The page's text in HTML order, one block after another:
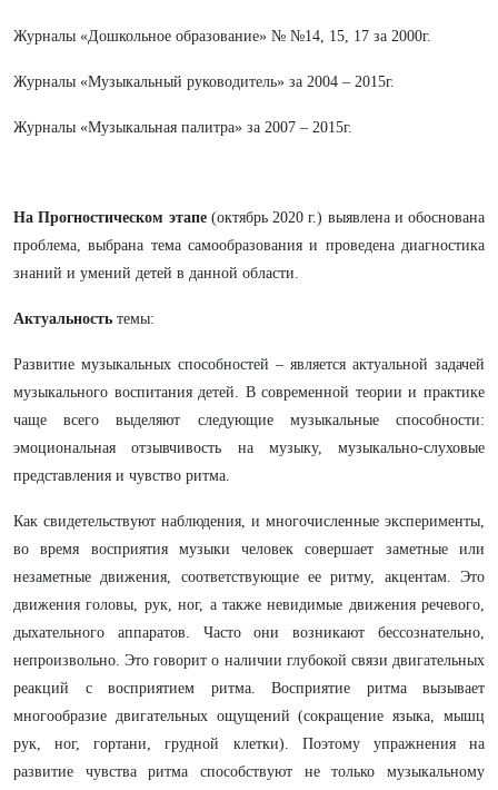
Журналы «Дошкольное образование» № №14, 15, 17 за 2000г.
Журналы «Музыкальный руководитель» за 2004 – 2015г.
Журналы «Музыкальная палитра» за 2007 – 2015г.
На Прогностическом этапе(октябрь 2020 г.) выявлена и обоснована
проблема, выбрана тема самообразования и проведена диагностика
знаний и умений детей в данной области.
Актуальность темы:
Развитие музыкальных способностей – является актуальной задачей
музыкального воспитания детей. В современной теории и практике
чаще всего выделяют следующие музыкальные способности:
эмоциональная отзывчивость на музыку, музыкально-слуховые
представления и чувство ритма.
Как свидетельствуют наблюдения, и многочисленные эксперименты,
во время восприятия музыки человек совершает заметные или
незаметные движения, соответствующие ее ритму, акцентам. Это
движения головы, рук, ног, а также невидимые движения речевого,
дыхательного аппаратов. Часто они возникают бессознательно,
непроизвольно. Это говорит о наличии глубокой связи двигательных
реакций с восприятием ритма. Восприятие ритма вызывает
многообразие двигательных ощущений (сокращение языка, мышц
рук, ног, гортани, грудной клетки). Поэтому упражнения на
развитие чувства ритма способствуют не только музыкальному